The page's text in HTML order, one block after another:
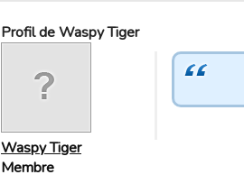
Profil de Waspy Tiger
Waspy Tiger
Membre